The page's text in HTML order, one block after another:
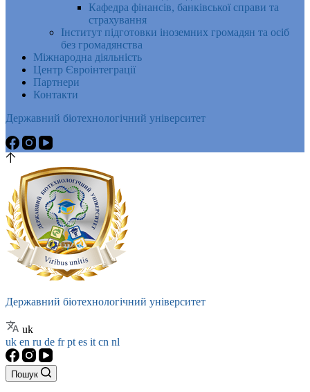
Кафедра фінансів, банківської справи та
страхування
Інститут підготовки іноземних громадян та осіб
без громадянства
Міжнародна діяльність
Центр Євроінтеграції
Партнери
Контакти
Державний біотехнологічний університет
Державний біотехнологічний університет
uk
uk en ru de frpt es it cn nl
Пошук